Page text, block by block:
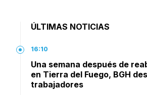
ÚLTIMAS NOTICIAS
16:10
Una semana después de
en Tierra del Fuego, BGH
trabajadores